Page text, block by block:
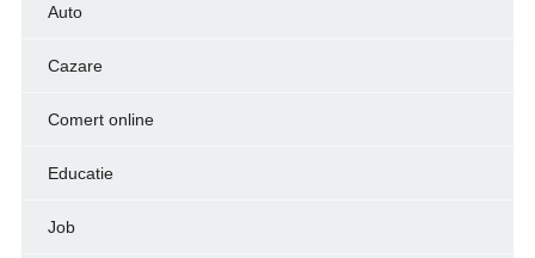
Auto
Cazare
Comert online
Educatie
Job